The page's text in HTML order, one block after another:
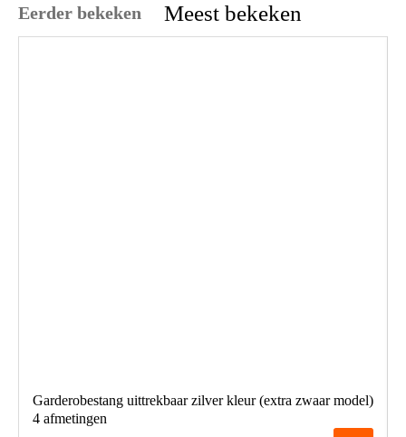
Eerder bekeken Meest bekeken
Garderobestang uittrekbaar zilver kleur (extra zwaar model)
4 afmetingen